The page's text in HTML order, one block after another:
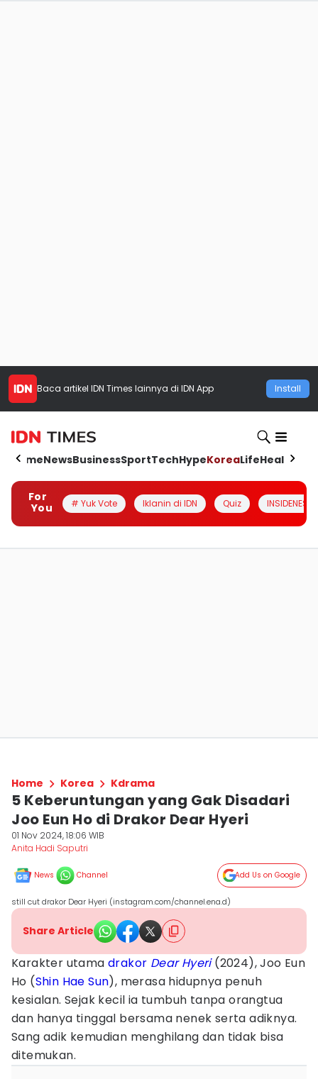
Baca artikel IDN Times lainnya di IDN App Install
HomeNewsBusinessSportTechHypeKoreaLifeHealth
For
You
# Yuk Vote Iklanin di IDN Quiz INSIDENESIA
Home Korea Kdrama
5 Keberuntungan yang Gak Disadari
Joo Eun Ho di Drakor Dear Hyeri
01 Nov 2024, 18:06 WIB
Anita Hadi Saputri
News Channel Add Us on Google
still cut drakor Dear Hyeri (instagram.com/channel.ena.d)
Share Article
Karakter utama drakor Dear Hyeri(2024), Joo Eun
Ho (Shin Hae Sun), merasa hidupnya penuh
kesialan. Sejak kecil ia tumbuh tanpa orangtua
dan hanya tinggal bersama nenek serta adiknya.
Sang adik kemudian menghilang dan tidak bisa
ditemukan.